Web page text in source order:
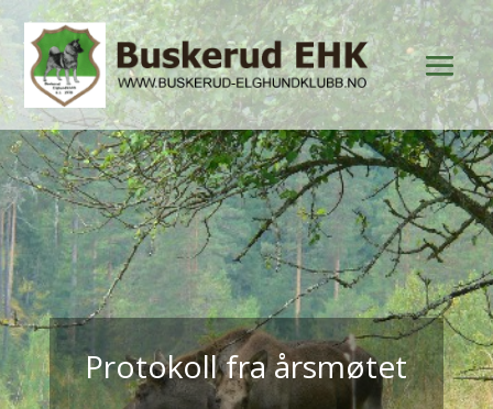
Protokoll fra årsmøtet